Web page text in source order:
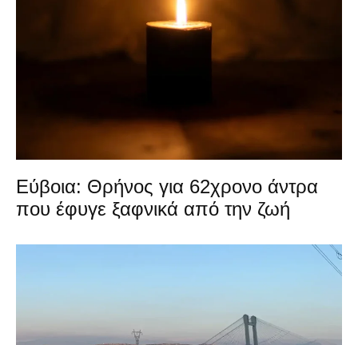
Εύβοια: Θρήνος για 62χρονο άντρα
που έφυγε ξαφνικά από την ζωή